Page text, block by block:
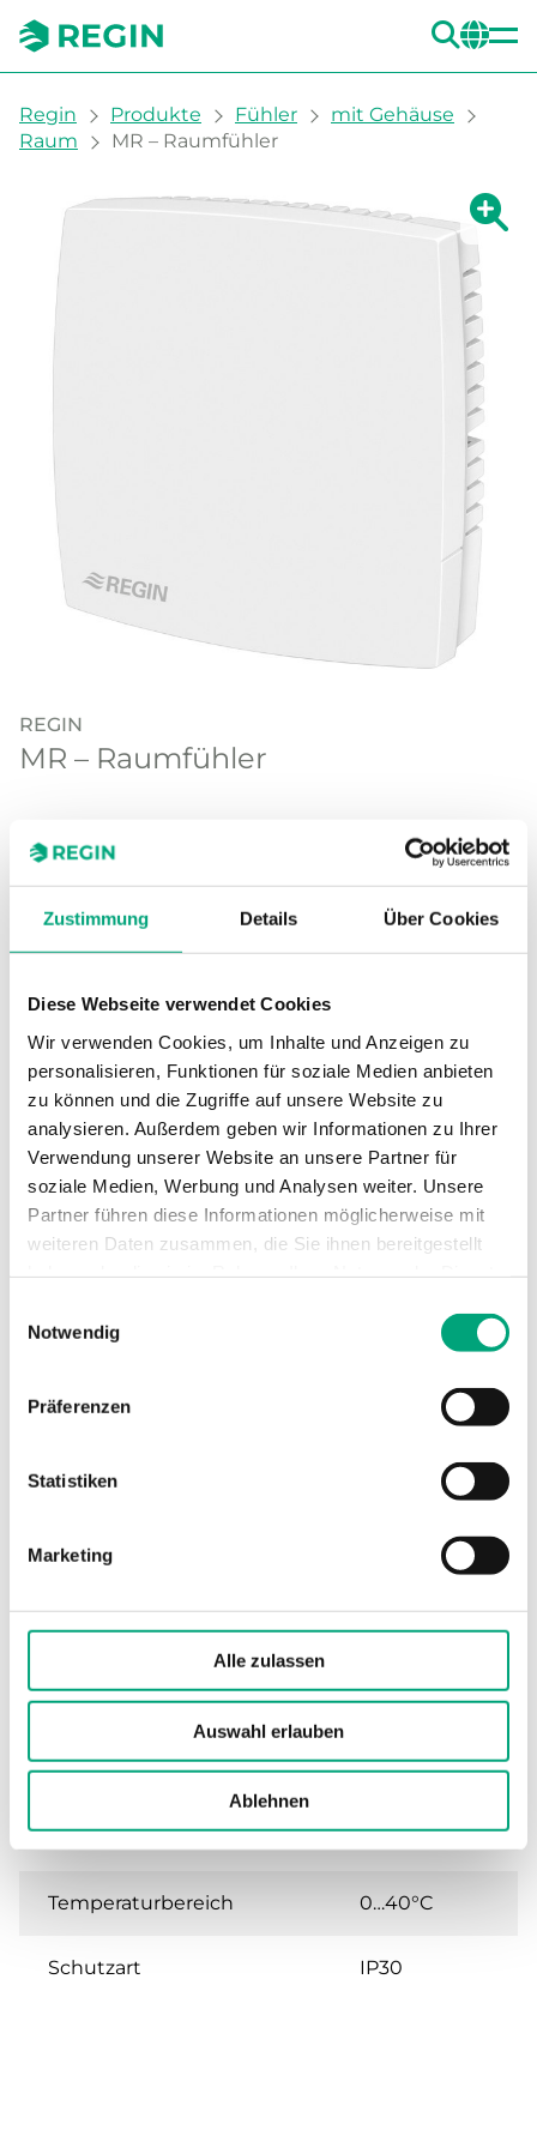
Zustimmung Details Über Cookies
Diese Webseite verwendet Cookies
Wir verwenden Cookies, um Inhalte und Anzeigen zu
personalisieren, Funktionen für soziale Medien anbieten
zu können und die Zugriffe auf unsere Website zu
analysieren. Außerdem geben wir Informationen zu Ihrer
Verwendung unserer Website an unsere Partner für
soziale Medien, Werbung und Analysen weiter. Unsere
Partner führen diese Informationen möglicherweise mit
weiteren Daten zusammen, die Sie ihnen bereitgestellt
Notwendig
Präferenzen
Statistiken
Marketing
Alle zulassen
Auswahl erlauben
Ablehnen
You are here:
Regin Produkte Fühler
mit Gehäuse
Raum
MR – Raumfühler
Zeige
REGIN
MR – Raumfühler
den gemeinsamen Einsatz mit CLEVERmaster,
RU6X oder RU9X.
TECHNISCHE DATEN
SOFTWARE UND DOKUMENTATION
Artikel (1 st)
Raumfühler
Technische Daten
Technische Daten für MR – Raumfühler
Sensorelement M-Fühler
Temperaturbereich 0…40°C
Schutzart IP30